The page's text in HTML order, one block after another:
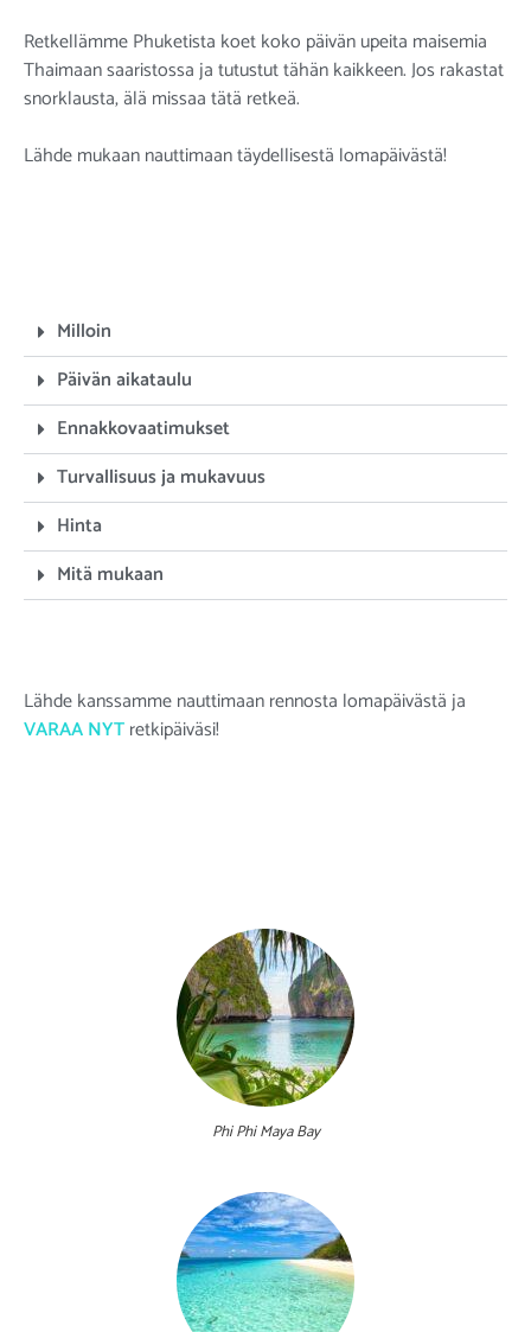
Retkellämme Phuketista koet koko päivän upeita maisemia
Thaimaan saaristossa ja tutustut tähän kaikkeen. Jos rakastat
snorklausta, älä missaa tätä retkeä.
Lähde mukaan nauttimaan täydellisestä lomapäivästä!
Milloin
Päivän aikataulu
Ennakkovaatimukset
Turvallisuus ja mukavuus
Hinta
Mitä mukaan
Lähde kanssamme nauttimaan rennosta lomapäivästä ja
VARAA NYTretkipäiväsi!
Phi Phi Maya Bay